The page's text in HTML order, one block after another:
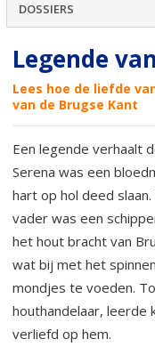
DOSSIERS
Legende
Lees hoe de liefde
van de Brugse Kant
Een legende verhaalt
Serena was een
hart op hol deed
vader was een
het hout bracht van
wat bij met het
mondjes te voeden.
houthandelaar, leerde
verliefd op hem.